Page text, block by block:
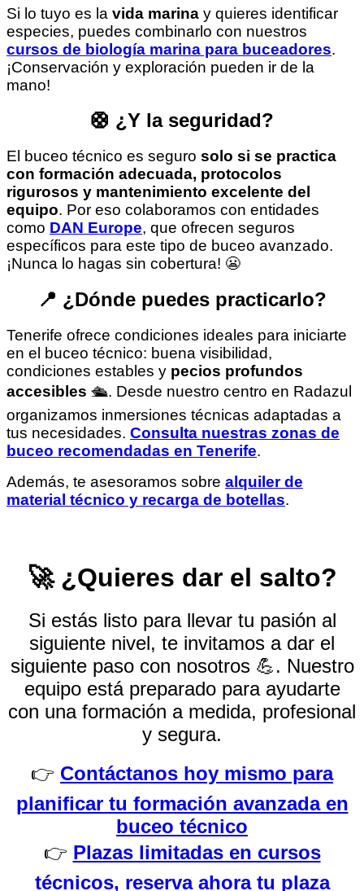
Si lo tuyo es la vida marina y quieres identificar
especies, puedes combinarlo con nuestros
cursos de biología marina para buceadores.
¡Conservación y exploración pueden ir de la
mano!
🛟 ¿Y la seguridad?
El buceo técnico es seguro solo si se practica
con formación adecuada, protocolos
rigurosos y mantenimiento excelente del
equipo. Por eso colaboramos con entidades
como DAN Europe, que ofrecen seguros
específicos para este tipo de buceo avanzado.
¡Nunca lo hagas sin cobertura! 😬
📍 ¿Dónde puedes practicarlo?
Tenerife ofrece condiciones ideales para iniciarte
en el buceo técnico: buena visibilidad,
condiciones estables y pecios profundos
accesibles 🛳️. Desde nuestro centro en Radazul
organizamos inmersiones técnicas adaptadas a
tus necesidades. Consulta nuestras zonas de
buceo recomendadas en Tenerife.
Además, te asesoramos sobre alquiler de
material técnico y recarga de botellas.
🚀 ¿Quieres dar el salto?
Si estás listo para llevar tu pasión al
siguiente nivel, te invitamos a dar el
siguiente paso con nosotros 💪. Nuestro
equipo está preparado para ayudarte
con una formación a medida, profesional
y segura.
👉 Contáctanos hoy mismo para
planificar tu formación avanzada en
buceo técnico
👉 Plazas limitadas en cursos
técnicos, reserva ahora tu plaza